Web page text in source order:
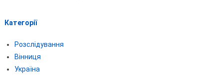
Категорії
Розслідування
Вінниця
Україна